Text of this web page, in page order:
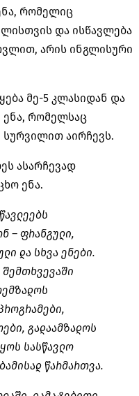
რომელიც
და ისწავლება
არის ინგლისური
მე-5 კლასიდან და
ენა, რომელსაც
აირჩევს.
ასარჩევად
ენა.
– ფრანგული,
და სხვა ენები.
შემთხვევაში
გადაამზადოს
სასწავლო
წარმართვა.